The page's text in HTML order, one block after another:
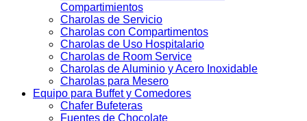
Compartimientos
Charolas de Servicio
Charolas con Compartimentos
Charolas de Uso Hospitalario
Charolas de Room Service
Charolas de Aluminio y Acero Inoxidable
Charolas para Mesero
Equipo para Buffet y Comedores
Chafer Bufeteras
Fuentes de Chocolate